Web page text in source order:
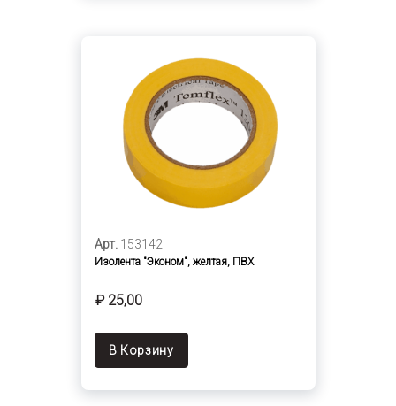
Арт. 153142
Изолента "Эконом", желтая, ПВХ
₽ 25,00
В Корзину